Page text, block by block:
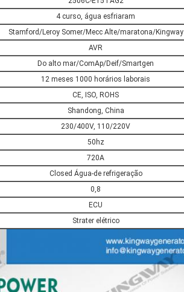
4 curso, água esfriaram
Stamford/Leroy Somer/Mecc Alte/maratona/Kingway
AVR
Do alto mar/ComAp/Deif/Smartgen
12 meses 1000 horários laborais
CE, ISO, ROHS
Shandong, China
230/400V, 110/220V
50hz
720A
Closed Água-de refrigeração
0,8
ECU
Strater elétrico